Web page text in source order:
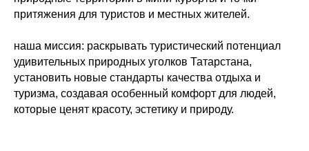
притяжения для туристов и местных жителей.
наша миссия: раскрывать туристический потенциал
удивительных природных уголков Татарстана,
установить новые стандарты качества отдыха и
туризма, создавая особенный комфорт для людей,
которые ценят красоту, эстетику и природу.